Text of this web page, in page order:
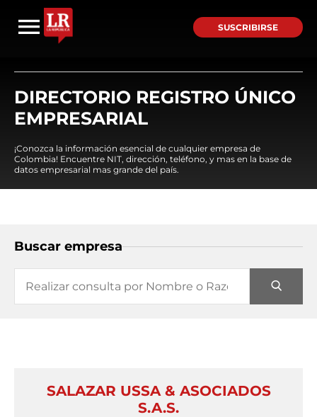
SUSCRIBIRSE
DIRECTORIO REGISTRO ÚNICO
EMPRESARIAL
¡Conozca la información esencial de cualquier empresa de
Colombia! Encuentre NIT, dirección, teléfono, y mas en la base de
datos empresarial mas grande del país.
Buscar empresa
SALAZAR USSA & ASOCIADOS
S.A.S.